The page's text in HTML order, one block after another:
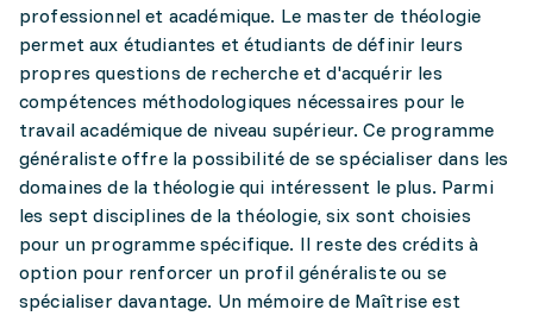
professionnel et académique. Le master de théologie
permet aux étudiantes et étudiants de définir leurs
propres questions de recherche et d'acquérir les
compétences méthodologiques nécessaires pour le
travail académique de niveau supérieur. Ce programme
généraliste offre la possibilité de se spécialiser dans les
domaines de la théologie qui intéressent le plus. Parmi
les sept disciplines de la théologie, six sont choisies
pour un programme spécifique. Il reste des crédits à
option pour renforcer un profil généraliste ou se
spécialiser davantage. Un mémoire de Maîtrise est